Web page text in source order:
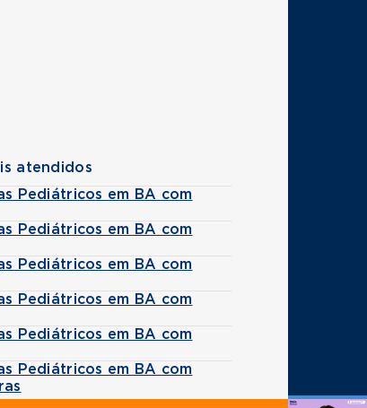
atendidos
Pediátricos em BA com
Pediátricos em BA com
Pediátricos em BA com
Pediátricos em BA com
Pediátricos em BA com
Pediátricos em BA com